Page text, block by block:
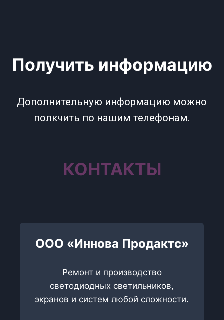
Получить информацию
Дополнительную информацию можно
полкчить по нашим телефонам.
КОНТАКТЫ
ООО «Иннова Продактс»
Ремонт и производство
светодиодных светильников,
экранов и систем любой сложности.